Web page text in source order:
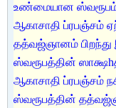
உண்மையான
ஆகாசாதி ப்ரபஞ்சம்
தத்வஜ்ஞானம்
ஸ்வரூபத்தின்
ஆகாசாதி ப்ரபஞ்சம்
ஸ்வரூபத்தின்